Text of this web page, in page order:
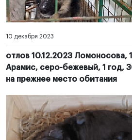
10 декабря 2023
отлов 10.12.2023 Ломоносова,
Арамис, серо-бежевый, 1 год,
на прежнее место обитания